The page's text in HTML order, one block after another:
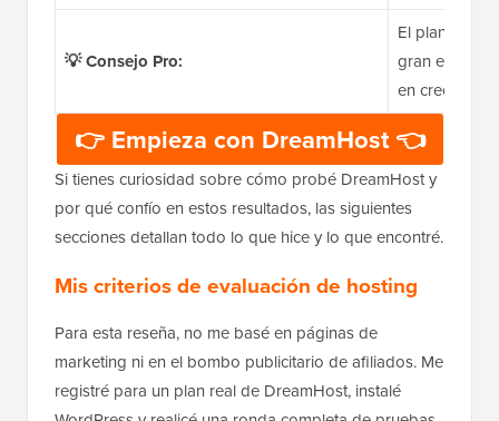
💡 Consejo Pro:
El plan 'Web
gran
en
👉 Empieza con DreamHost 👈
Si tienes curiosidad sobre cómo probé DreamHost y
por qué confío en estos resultados, las siguientes
secciones detallan todo lo que hice y lo que encontré.
Mis criterios de evaluación de hosting
Para esta reseña, no me basé en páginas de
marketing ni en el bombo publicitario de afiliados. Me
registré para un plan real de DreamHost, instalé